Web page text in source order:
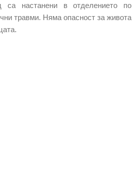
са настанени в отделението по
травми. Няма опасност за живота